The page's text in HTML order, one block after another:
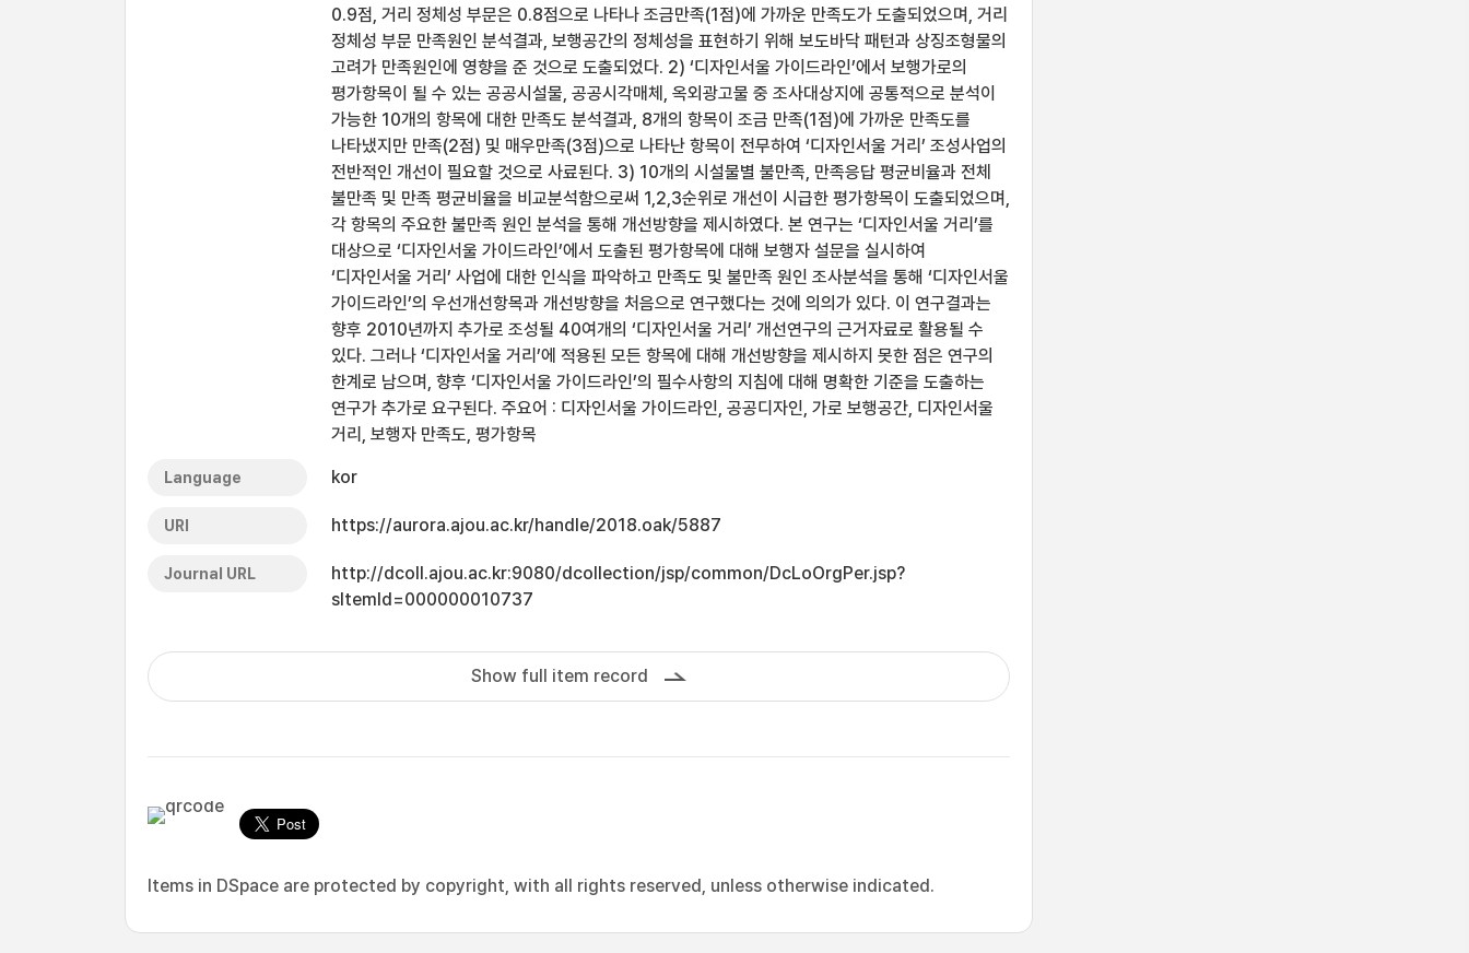
0.9점, 거리 정체성 부문은 0.8점으로 나타나 조금만족(1점)에 가까운 만족도가 도출되었으며, 거리
정체성 부문 만족원인 분석결과, 보행공간의 정체성을 표현하기 위해 보도바닥 패턴과 상징조형물의
고려가 만족원인에 영향을 준 것으로 도출되었다. 2) ‘디자인서울 가이드라인’에서 보행가로의
평가항목이 될 수 있는 공공시설물, 공공시각매체, 옥외광고물 중 조사대상지에 공통적으로 분석이
가능한 10개의 항목에 대한 만족도 분석결과, 8개의 항목이 조금 만족(1점)에 가까운 만족도를
나타냈지만 만족(2점) 및 매우만족(3점)으로 나타난 항목이 전무하여 ‘디자인서울 거리’ 조성사업의
전반적인 개선이 필요할 것으로 사료된다. 3) 10개의 시설물별 불만족, 만족응답 평균비율과 전체
불만족 및 만족 평균비율을 비교분석함으로써 1,2,3순위로 개선이 시급한 평가항목이 도출되었으며,
각 항목의 주요한 불만족 원인 분석을 통해 개선방향을 제시하였다. 본 연구는 ‘디자인서울 거리’를
대상으로 ‘디자인서울 가이드라인’에서 도출된 평가항목에 대해 보행자 설문을 실시하여
‘디자인서울 거리’ 사업에 대한 인식을 파악하고 만족도 및 불만족 원인 조사분석을 통해 ‘디자인서울
가이드라인’의 우선개선항목과 개선방향을 처음으로 연구했다는 것에 의의가 있다. 이 연구결과는
향후 2010년까지 추가로 조성될 40여개의 ‘디자인서울 거리’ 개선연구의 근거자료로 활용될 수
있다. 그러나 ‘디자인서울 거리’에 적용된 모든 항목에 대해 개선방향을 제시하지 못한 점은 연구의
한계로 남으며, 향후 ‘디자인서울 가이드라인’의 필수사항의 지침에 대해 명확한 기준을 도출하는
연구가 추가로 요구된다. 주요어 : 디자인서울 가이드라인, 공공디자인, 가로 보행공간, 디자인서울
거리, 보행자 만족도, 평가항목
Language kor
URI https://aurora.ajou.ac.kr/handle/2018.oak/5887
Journal URL
http://dcoll.ajou.ac.kr:9080/dcollection/jsp/common/DcLoOrgPer.jsp?
sItemId=000000010737
Show full item record
Items in DSpace are protected by copyright, with all rights reserved, unless otherwise indicated.